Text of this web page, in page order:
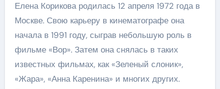
Елена Корикова родилась 12 апреля 1972 года в
Москве. Свою карьеру в кинематографе она
начала в 1991 году, сыграв небольшую роль в
фильме «Вор». Затем она снялась в таких
известных фильмах, как «Зеленый слоник»,
«Жара», «Анна Каренина» и многих других.